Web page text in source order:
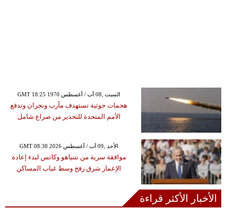
GMT 18:25 1970 السبت ,08 آب / أغسطس
هجمات حوثية تستهدف مأرب ونجران وتدفع
الأمم المتحدة للتحذير من صراع شامل
GMT 08:38 2026 الأحد ,09 آب / أغسطس
موافقة سرية من نتنياهو وكاتس لبدء إعادة
الإعمار شرق رفح وسط غياب المساكن
الأخبار الأكثر قراءة